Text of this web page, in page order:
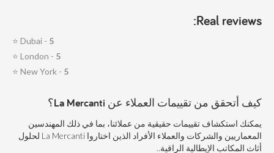
Real reviews:
Dubai - 5
⭐
London - 5
⭐
New York - 5
⭐
كيف أتحقق من تقييمات العملاء عن La Mercanti؟
يمكنك استكشاف تقييمات حقيقية من عملائنا، بما في ذلك المهندسين
المعماريين والشركات والعملاء الأفراد الذين اختاروا La Mercanti لحلول
أثاث المكاتب الإيطالية الراقية..